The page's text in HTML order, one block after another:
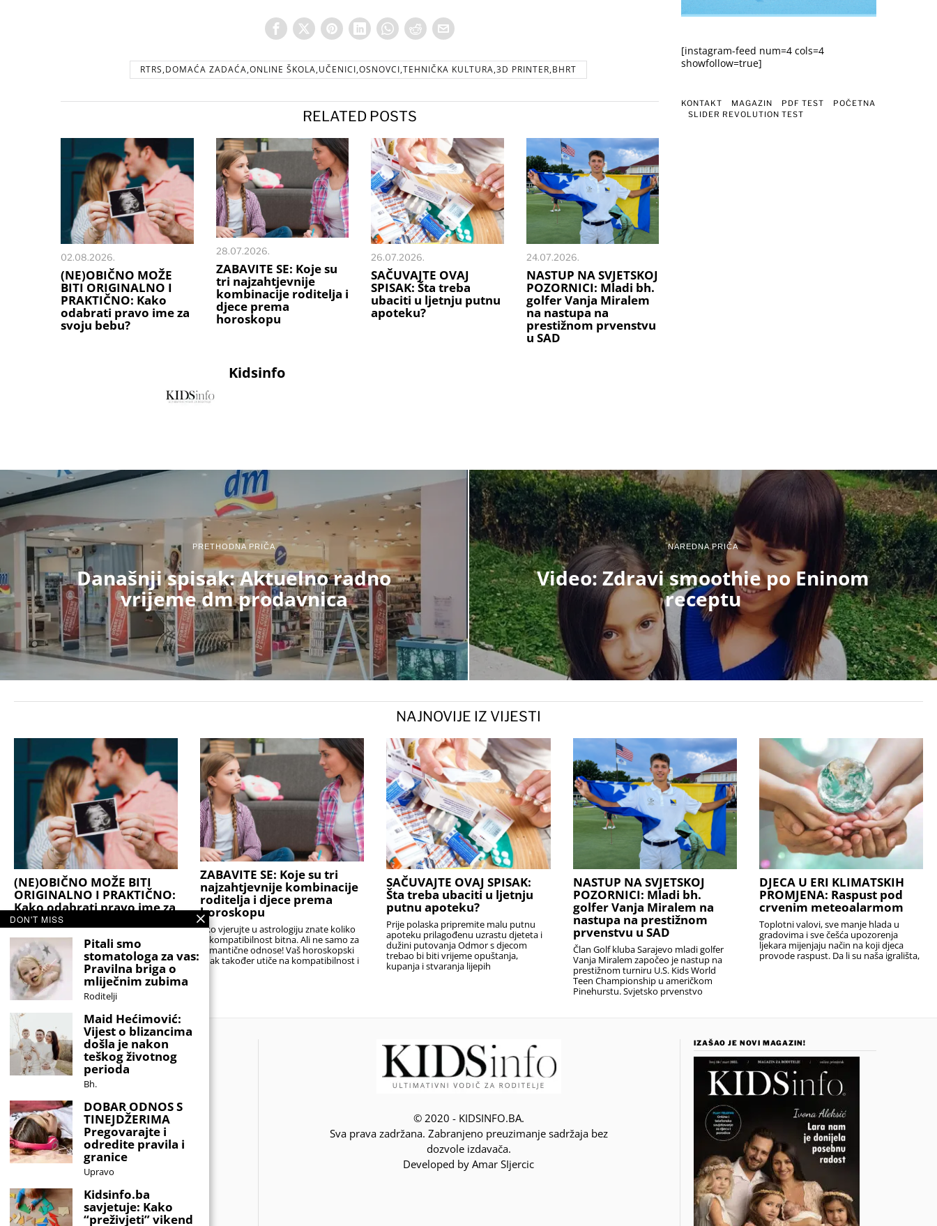
RTRS,DOMAĆA ZADAĆA,ONLINE ŠKOLA,UČENICI,OSNOVCI,TEHNIČKA KULTURA,3D PRINTER,BHRT
RELATED POSTS
02.08.2026.
(NE)OBIČNO MOŽE
BITI ORIGINALNO I
PRAKTIČNO: Kako
odabrati pravo ime za
svoju bebu?
28.07.2026.
ZABAVITE SE: Koje su
tri najzahtjevnije
kombinacije roditelja i
djece prema
horoskopu
26.07.2026.
SAČUVAJTE OVAJ
SPISAK: Šta treba
ubaciti u ljetnju putnu
apoteku?
24.07.2026.
NASTUP NA SVJETSKOJ
POZORNICI: Mladi bh.
golfer Vanja Miralem
na nastupa na
prestižnom prvenstvu
u SAD
Kidsinfo
[instagram-feed num=4 cols=4
showfollow=true]
KONTAKT MAGAZIN PDF TEST
POČETNA
SLIDER REVOLUTION TEST
PRETHODNA PRIČA
Današnji spisak: Aktuelno radno
vrijeme dm prodavnica
NAREDNA PRIČA
Video: Zdravi smoothie po Eninom
receptu
NAJNOVIJE IZ VIJESTI
(NE)OBIČNO MOŽE BITI
ORIGINALNO I PRAKTIČNO:
Kako odabrati pravo ime za
svoju bebu?
Stručnjaci podsjećaju da je najbolji izbor
onaj koji će djetetu biti prednost, a ne
teret. Idealno ime nije nužno ono koje
nitko drugi nema,
ZABAVITE SE: Koje su tri
najzahtjevnije kombinacije
roditelja i djece prema
horoskopu
Ako vjerujte u astrologiju znate koliko
je kompatibilnost bitna. Ali ne samo za
romantične odnose! Vaš horoskopski
znak također utiče na kompatibilnost i
SAČUVAJTE OVAJ SPISAK:
Šta treba ubaciti u ljetnju
putnu apoteku?
Prije polaska pripremite malu putnu
apoteku prilagođenu uzrastu djeteta i
dužini putovanja Odmor s djecom
trebao bi biti vrijeme opuštanja,
kupanja i stvaranja lijepih
NASTUP NA SVJETSKOJ
POZORNICI: Mladi bh.
golfer Vanja Miralem na
nastupa na prestižnom
prvenstvu u SAD
Član Golf kluba Sarajevo mladi golfer
Vanja Miralem započeo je nastup na
prestižnom turniru U.S. Kids World
Teen Championship u američkom
Pinehurstu. Svjetsko prvenstvo
DJECA U ERI KLIMATSKIH
PROMJENA: Raspust pod
crvenim meteoalarmom
Toplotni valovi, sve manje hlada u
gradovima i sve češća upozorenja
ljekara mijenjaju način na koji djeca
provode raspust. Da li su naša igrališta,
© 2020 - KIDSINFO.BA.
Sva prava zadržana. Zabranjeno preuzimanje sadržaja bez
dozvole izdavača.
Developed by Amar SIjercic
IZAŠAO JE NOVI MAGAZIN!
DON'T MISS
Pitali smo
stomatologa za vas:
Pravilna briga o
mliječnim zubima
Roditelji
Maid Hećimović:
Vijest o blizancima
došla je nakon
teškog životnog
perioda
Bh.
DOBAR ODNOS S
TINEJDŽERIMA
Pregovarajte i
odredite pravila i
granice
Upravo
Kidsinfo.ba
savjetuje: Kako
“preživjeti” vikend